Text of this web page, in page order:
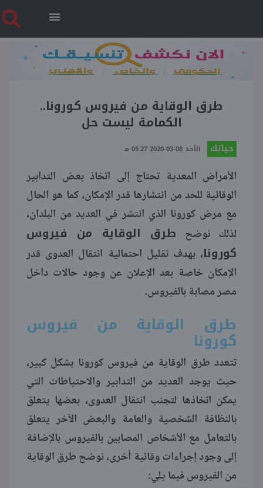
طرق الوقاية من فيروس كورونا..
الكمامة ليست حل
حياتك الأحد 08-03-2020 05:27 مـ
الأمراض المعدية تحتاج إلى اتخاذ بعض التدابير
الوقائية للحد من انتشارها قدر الإمكان، كما هو الحال
مع مرض كورونا الذي انتشر في العديد من البلدان،
لذلك نوضح طرق الوقاية من فيروس
كورونا، بهدف تقليل احتمالية انتقال العدوى قدر
الإمكان خاصة بعد الإعلان عن وجود حالات داخل
مصر مصابة بالفيروس.
طرق الوقاية من فيروس
كورونا
تتعدد طرق الوقاية من فيروس كورونا بشكل كبير،
حيث يوجد العديد من التدابير والاحتياطات التي
يمكن اتخاذها لتجنب انتقال العدوى، بعضها يتعلق
بالنظافة الشخصية والعامة والبعض الآخر يتعلق
بالتعامل مع الأشخاص المصابين بالفيروس بالإضافة
إلى وجود إجراءات وقائية أخرى، نوضح طرق الوقاية
من الفيروس فيما يلي: